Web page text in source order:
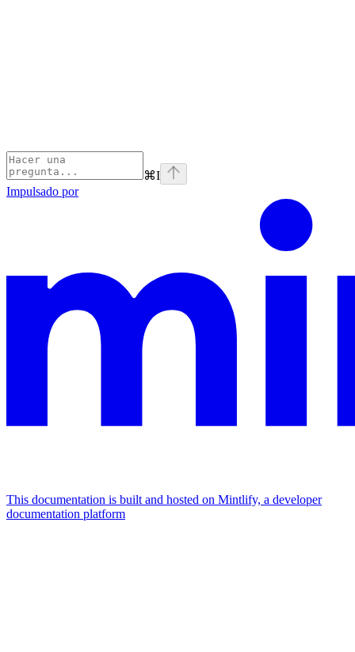
⌘I
Impulsado por
This documentation is built and hosted on Mintlify, a developer
documentation platform